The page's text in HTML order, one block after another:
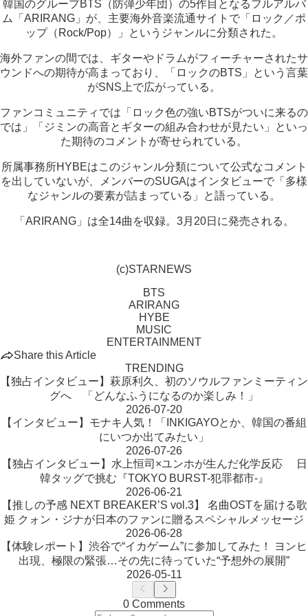
韓国のグループBTS（防弾少年団）の5作目となるフルアルバ
ム「ARIRANG」が、主要海外音楽流通サイトで「ロック／ポ
ップ（Rock/Pop）」というジャンルに分類された。
海外ファンの間では、ギターやドラムがフィーチャーされたサ
ウンドへの期待が高まっており、「ロックのBTS」という言葉
がSNS上で広がっている。
ファンコミュニティでは「ロック色の強いBTSがついに来るの
では」「ジミンの高音とギターの組み合わせが見たい」といっ
た期待のコメントが寄せられている。
所属事務所HYBEはこのジャンル分類について公式なコメント
を出していないが、メンバーのSUGAはインタビューで「多様
なジャンルの要素が詰まっている」と語っている。
「ARIRANG」は全14曲を収録。3月20日に発売される。
(c)STARNEWS
BTS
ARIRANG
HYBE
MUSIC
ENTERTAINMENT
Share this Article
TRENDING
【独占インタビュー】萩原利久、初のソウルファンミーティン
グへ 「どんなふうになるのか楽しみ！」
2026-07-20
【インタビュー】モナキ人気！「INKIGAYOとか、韓国の番組
にいつか出てみたい」
2026-07-26
【独占インタビュー】水上恒司×ユンホが生んだ化学反応 日
韓タッグで挑む『TOKYO BURST-犯罪都市-』
2026-06-21
【推しの予感 NEXT BREAKER’S vol.3】 名曲OSTを届ける歌
姫 クォン・ジナが日本のファンに贈るスペシャルメッセージ
2026-06-28
【体験レポート】渋谷で“イカゲーム”に参加してみた！ ヨンヒ
出現、極限の緊張…その先に待っていた“予想外の展開”
2026-05-11
0 Comments